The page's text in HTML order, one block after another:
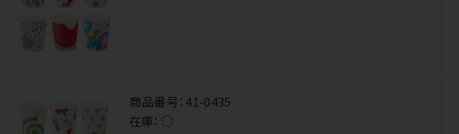
商品番号： 41-0435
在庫： ○